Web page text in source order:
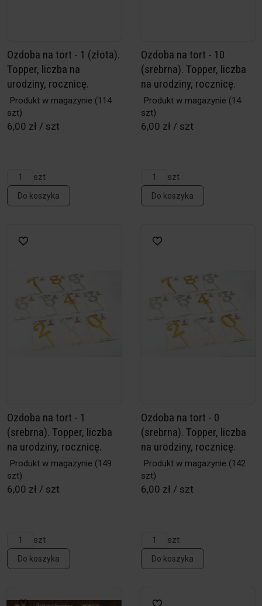
Ozdoba na tort - 1 (złota).
Topper, liczba na
urodziny, rocznicę.
Produkt w magazynie (114
szt)
6,00 zł / szt
szt
Do koszyka
Ozdoba na tort - 10
(srebrna). Topper, liczba
na urodziny, rocznicę.
Produkt w magazynie (14
szt)
6,00 zł / szt
szt
Do koszyka
Ozdoba na tort - 1
(srebrna). Topper, liczba
na urodziny, rocznicę.
Produkt w magazynie (149
szt)
6,00 zł / szt
szt
Do koszyka
Ozdoba na tort - 0
(srebrna). Topper, liczba
na urodziny, rocznicę.
Produkt w magazynie (142
szt)
6,00 zł / szt
szt
Do koszyka